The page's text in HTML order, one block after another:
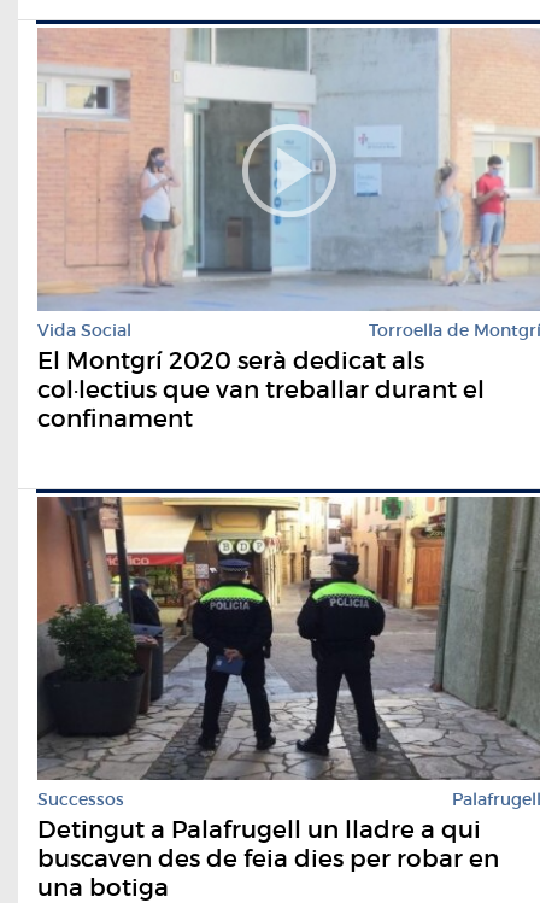
Vida Social Torroella de Montgrí
El Montgrí 2020 serà dedicat als
col·lectius que van treballar durant el
confinament
Successos Palafrugell
Detingut a Palafrugell un lladre a qui
buscaven des de feia dies per robar en
una botiga